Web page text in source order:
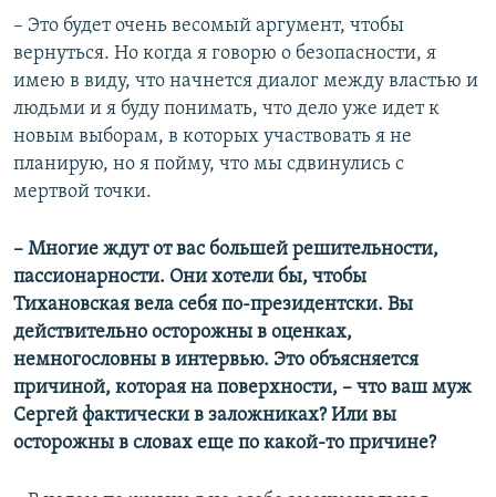
– Это будет очень весомый аргумент, чтобы
вернуться. Но когда я говорю о безопасности, я
имею в виду, что начнется диалог между властью и
людьми и я буду понимать, что дело уже идет к
новым выборам, в которых участвовать я не
планирую, но я пойму, что мы сдвинулись с
мертвой точки.
– Многие ждут от вас большей решительности,
пассионарности. Они хотели бы, чтобы
Тихановская вела себя по-президентски. Вы
действительно осторожны в оценках,
немногословны в интервью. Это объясняется
причиной, которая на поверхности, –​ что ваш муж
Сергей фактически в заложниках? Или вы
осторожны в словах еще по какой-то причине?